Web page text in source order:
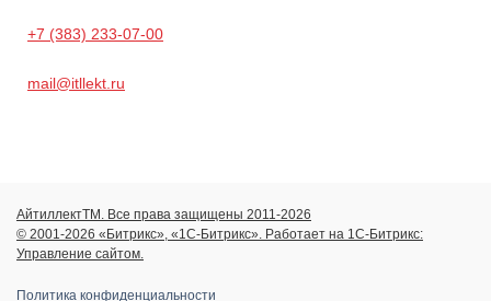
+7 (383) 233-07-00
mail@itllekt.ru
АйтиллектТМ. Все права защищены 2011-2026
© 2001-2026 «Битрикс», «1С-Битрикс». Работает на 1С-Битрикс:
Управление сайтом.
Политика конфиденциальности